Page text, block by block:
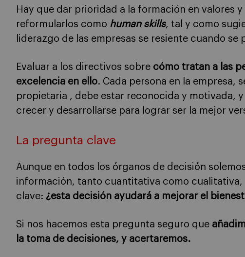
Hay que dar prioridad a la formación en valores y
reformularlos como human skills, tal y como
liderazgo de las empresas se resiente cuando se
Evaluar a los directivos sobre cómo tratan a las
excelencia en ello. Cada persona en la empresa,
propietaria , debe estar reconocida y motivada,
crecer y desarrollarse para lograr ser la mejor
La pregunta clave
Aunque en todos los órganos de decisión
información, tanto cuantitativa como cualitativa,
clave: ¿esta decisión ayudará a mejorar el
Si nos hacemos esta pregunta seguro que
la toma de decisiones, y acertaremos.